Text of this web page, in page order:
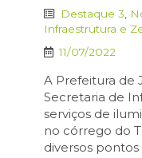
Destaque 3
Infraestrutura e
11/07/2022
A Prefeitura de
Secretaria de
serviços de
no córrego do
diversos pontos